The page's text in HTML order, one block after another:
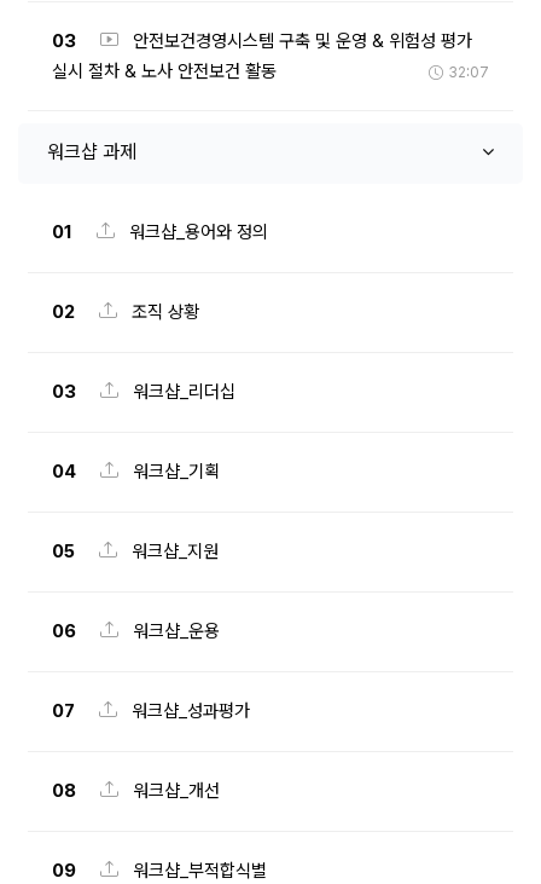
03
안전보건경영시스템 구축 및 운영 & 위험성 평가
실시 절차 & 노사 안전보건 활동
32:07
워크샵 과제
01 워크샵_용어와 정의
02 조직 상황
03 워크샵_리더십
04 워크샵_기획
05 워크샵_지원
06 워크샵_운용
07 워크샵_성과평가
08 워크샵_개선
09 워크샵_부적합식별